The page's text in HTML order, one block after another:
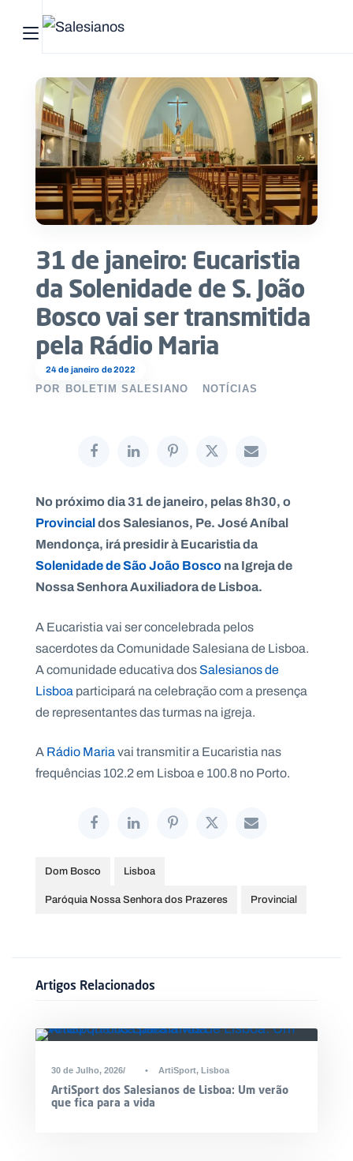
Abrir menu principal
24 de janeiro de 2022
31 de janeiro: Eucaristia
da Solenidade de S. João
Bosco vai ser transmitida
pela Rádio Maria
POR BOLETIM SALESIANO NOTÍCIAS
No próximo dia 31 de janeiro, pelas 8h30, o
Provincialdos Salesianos, Pe. José Aníbal
Mendonça, irá presidir à Eucaristia da
Solenidade de São João Boscona Igreja de
Nossa Senhora Auxiliadora de Lisboa.
A Eucaristia vai ser concelebrada pelos
sacerdotes da Comunidade Salesiana de Lisboa.
A comunidade educativa dosSalesianos de
Lisboaparticipará na celebração com a presença
de representantes das turmas na igreja.
ARádio Mariavai transmitir a Eucaristia nas
frequências 102.2 em Lisboa e 100.8 no Porto.
Dom Bosco
Lisboa
Paróquia Nossa Senhora dos Prazeres
Provincial
Artigos Relacionados
30 de Julho, 2026 • ArtiSport, Lisboa
ArtiSport dos Salesianos de Lisboa: Um verão
que fica para a vida
Pesquisar no site
Início
Quem
somos
O
que
fazemos
Recursos
Notícias
N
A
I
O
N
A
L
S
a
s
i
a
n
o
s
.
t
s
s
e
r